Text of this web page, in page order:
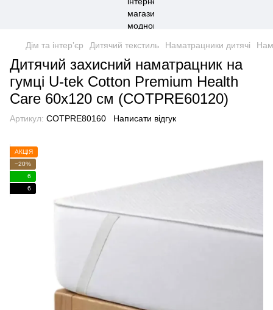
Дім та інтерʼєр Дитячий текстиль Наматрацники дитячі
Дитячий захисний наматрацник на
гумці U-tek Cotton Premium Health
Care 60x120 см (COTPRE60120)
Артикул: COTPRE80160 Написати відгук
АКЦІЯ
−20%
6
6